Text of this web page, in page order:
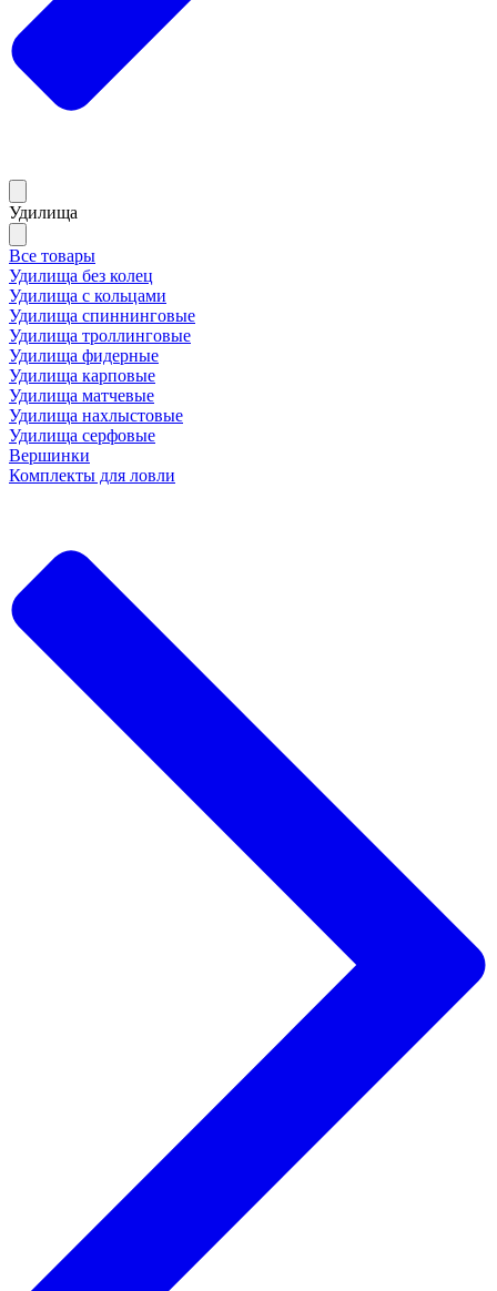
Удилища
Все товары
Удилища без колец
Удилища с кольцами
Удилища спиннинговые
Удилища троллинговые
Удилища фидерные
Удилища карповые
Удилища матчевые
Удилища нахлыстовые
Удилища серфовые
Вершинки
Комплекты для ловли